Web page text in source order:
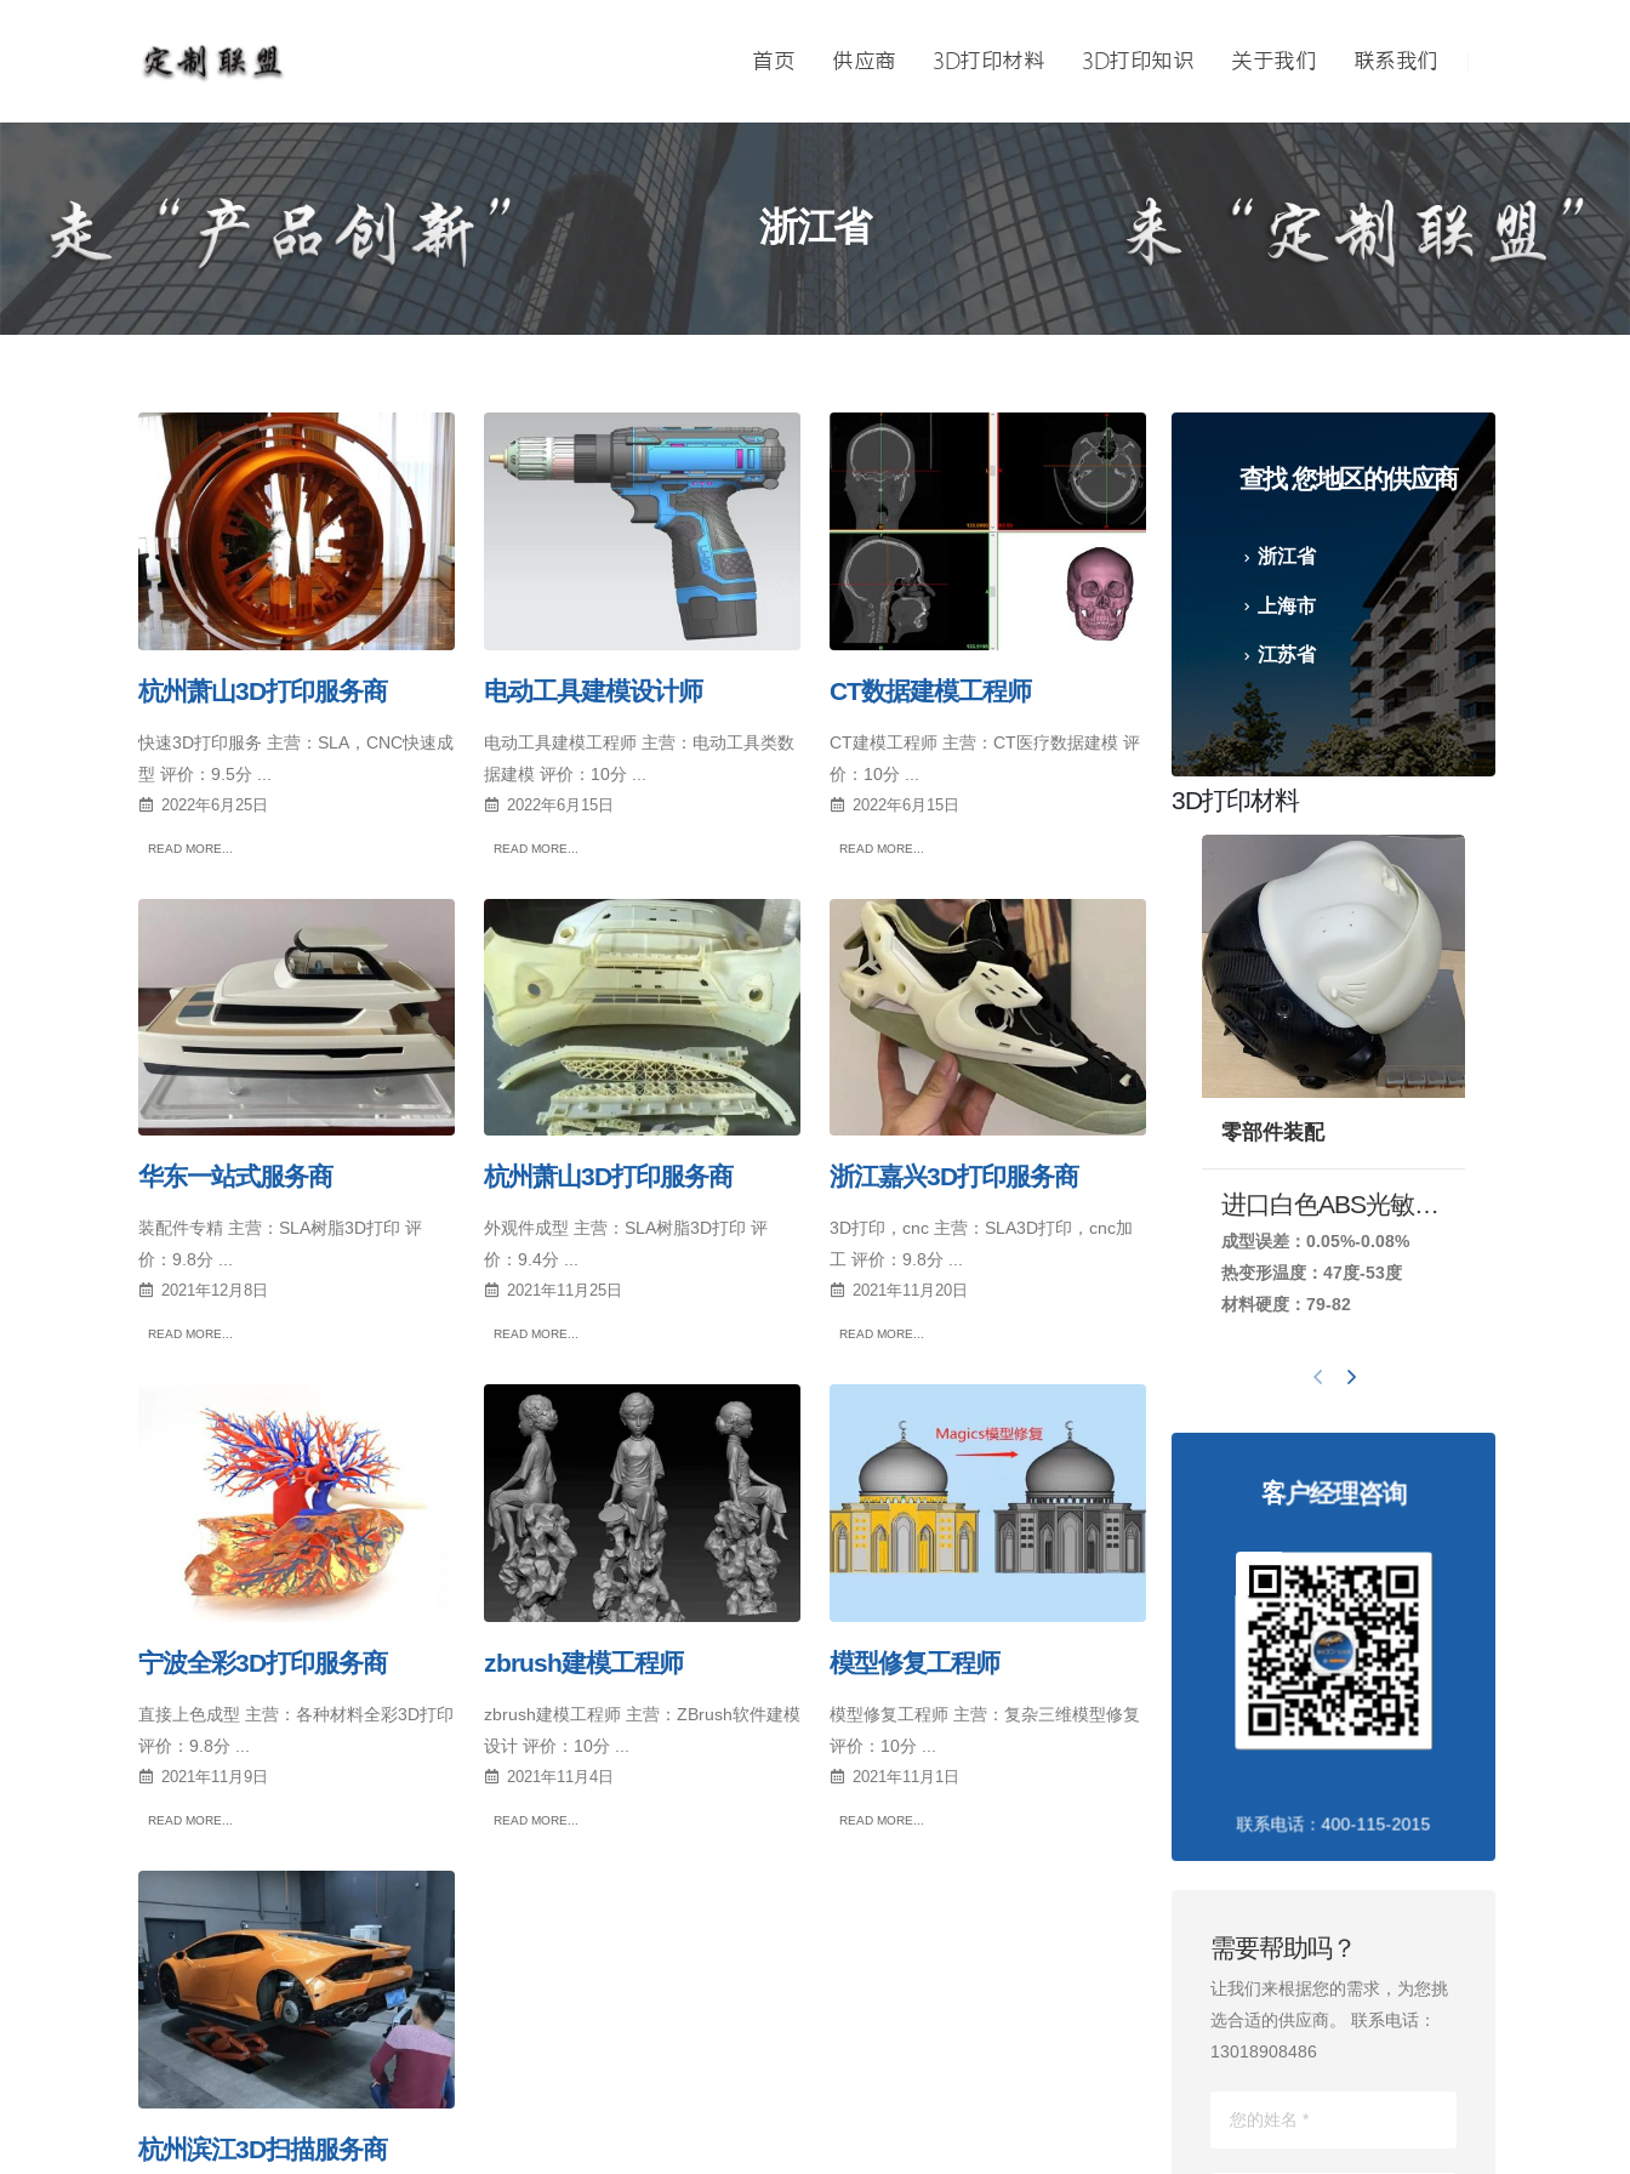
首页 供应商 3D打印材料 3D打印知识 关于我们 联系我们
浙江省
杭州萧山3D打印服务商
快速3D打印服务 主营：SLA，CNC快速成
型 评价：9.5分 ...
2022年6月25日
READ MORE...
电动工具建模设计师
电动工具建模工程师 主营：电动工具类数
据建模 评价：10分 ...
2022年6月15日
READ MORE...
CT数据建模工程师
CT建模工程师 主营：CT医疗数据建模 评
价：10分 ...
2022年6月15日
READ MORE...
华东一站式服务商
装配件专精 主营：SLA树脂3D打印 评
价：9.8分 ...
2021年12月8日
READ MORE...
杭州萧山3D打印服务商
外观件成型 主营：SLA树脂3D打印 评
价：9.4分 ...
2021年11月25日
READ MORE...
浙江嘉兴3D打印服务商
3D打印，cnc 主营：SLA3D打印，cnc加
工 评价：9.8分 ...
2021年11月20日
READ MORE...
宁波全彩3D打印服务商
直接上色成型 主营：各种材料全彩3D打印
评价：9.8分 ...
2021年11月9日
READ MORE...
zbrush建模工程师
zbrush建模工程师 主营：ZBrush软件建模
设计 评价：10分 ...
2021年11月4日
READ MORE...
模型修复工程师
模型修复工程师 主营：复杂三维模型修复
评价：10分 ...
2021年11月1日
READ MORE...
杭州滨江3D扫描服务商
查找 您地区的供应商
浙江省
上海市
江苏省
3D打印材料
进口白色ABS光敏树脂
零部件装配
成型误差：0.05%-0.08%
热变形温度：47度-53度
材料硬度：79-82
客户经理咨询
联系电话：400-115-2015
需要帮助吗？
让我们来根据您的需求，为您挑
选合适的供应商。 联系电话：
13018908486